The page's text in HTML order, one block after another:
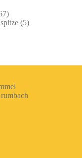
67
Produkte
55